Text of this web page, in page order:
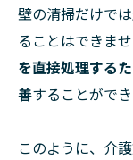
壁の清掃だけで
ることはできま
を直接処理する
善することができ
このように、介